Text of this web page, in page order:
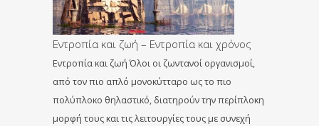
Εντροπία και ζωή – Εντροπία και χρόνος
Εντροπία και ζωή Όλοι οι ζωντανοί οργανισμοί,
από τον πιο απλό μονοκύτταρο ως το πιο
πολύπλοκο θηλαστικό, διατηρούν την περίπλοκη
μορφή τους και τις λειτουργίες τους με συνεχή